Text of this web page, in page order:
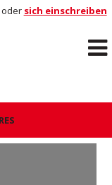
oder sich einschreiben